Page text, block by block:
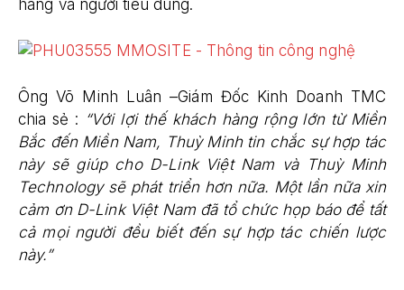
hàng và người tiêu dùng.
Ông Võ Minh Luân –Giám Đốc Kinh Doanh TMC
chia sẻ : “Với lợi thế khách hàng rộng lớn từ Miền
Bắc đến Miền Nam, Thuỳ Minh tin chắc sự hợp tác
này sẽ giúp cho D-Link Việt Nam và Thuỳ Minh
Technology sẽ phát triển hơn nữa. Một lần nữa xin
cảm ơn D-Link Việt Nam đã tổ chức họp báo để tất
cả mọi người đều biết đến sự hợp tác chiến lược
này.”